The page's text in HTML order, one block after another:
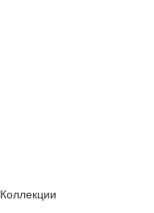
Коллекции